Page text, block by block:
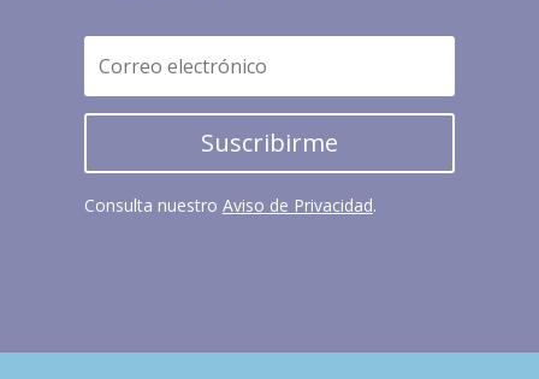
Suscribirme
Consulta nuestro Aviso de Privacidad.